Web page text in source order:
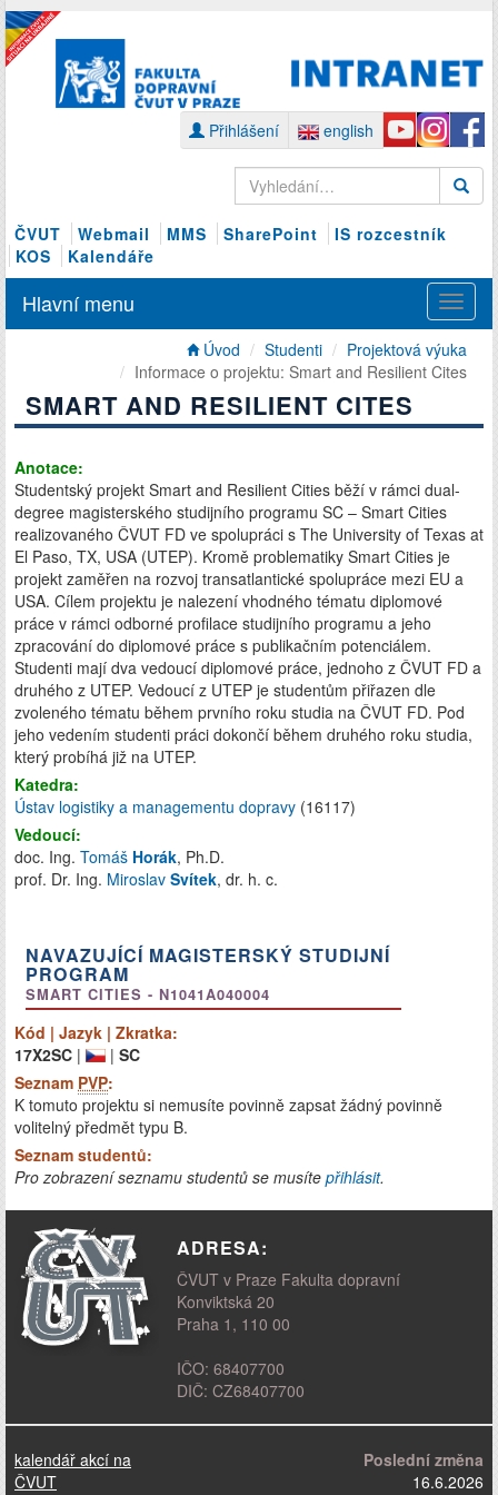
Přihlášení english
ČVUT Webmail MMS SharePoint
IS rozcestník
KOS
Kalendáře
Hlavní menu
Úvod Studenti
Projektová výuka
Informace o projektu: Smart and Resilient Cites
SMART AND RESILIENT CITES
Anotace:
Studentský projekt Smart and Resilient Cities běží v rámci dual-
degree magisterského studijního programu SC – Smart Cities
realizovaného ČVUT FD ve spolupráci s The University of Texas at
El Paso, TX, USA (UTEP). Kromě problematiky Smart Cities je
projekt zaměřen na rozvoj transatlantické spolupráce mezi EU a
USA. Cílem projektu je nalezení vhodného tématu diplomové
práce v rámci odborné profilace studijního programu a jeho
zpracování do diplomové práce s publikačním potenciálem.
Studenti mají dva vedoucí diplomové práce, jednoho z ČVUT FD a
druhého z UTEP. Vedoucí z UTEP je studentům přiřazen dle
zvoleného tématu během prvního roku studia na ČVUT FD. Pod
jeho vedením studenti práci dokončí během druhého roku studia,
který probíhá již na UTEP.
Katedra:
Ústav logistiky a managementu dopravy (16117)
Vedoucí:
doc. Ing. Tomáš Horák, Ph.D.
prof. Dr. Ing. Miroslav Svítek, dr. h. c.
NAVAZUJÍCÍ MAGISTERSKÝ STUDIJNÍ
PROGRAM
SMART CITIES - N1041A040004
Kód | Jazyk | Zkratka:
17X2SC | | SC
Seznam PVP:
K tomuto projektu si nemusíte povinně zapsat žádný povinně
volitelný předmět typu B.
Seznam studentů:
Pro zobrazení seznamu studentů se musíte přihlásit.
ADRESA:
ČVUT v Praze Fakulta dopravní
Konviktská 20
Praha 1, 110 00
IČO: 68407700
DIČ: CZ68407700
kalendář akcí na
ČVUT
Poslední změna
16.6.2026